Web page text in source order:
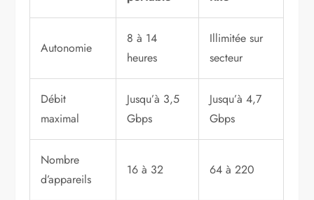
Autonomie
8 à 14
heures
Illimitée sur
secteur
Débit
maximal
Jusqu’à 3,5
Gbps
Jusqu’à 4,7
Gbps
Nombre
d’appareils
16 à 32 64 à 220